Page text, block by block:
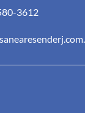
3612